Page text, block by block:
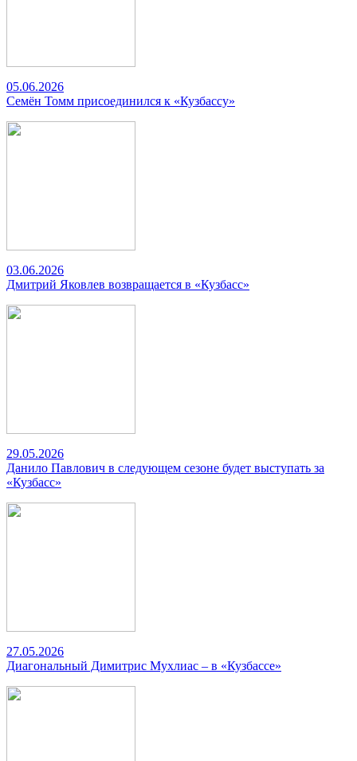
05.06.2026
Семён Томм присоединился к «Кузбассу»
03.06.2026
Дмитрий Яковлев возвращается в «Кузбасс»
29.05.2026
Данило Павлович в следующем сезоне будет выступать за
«Кузбасс»
27.05.2026
Диагональный Димитрис Мухлиас – в «Кузбассе»